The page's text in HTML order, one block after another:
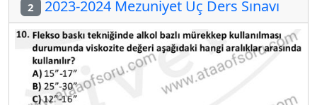
2 2023-2024 Mezuniyet Üç Ders Sınavı